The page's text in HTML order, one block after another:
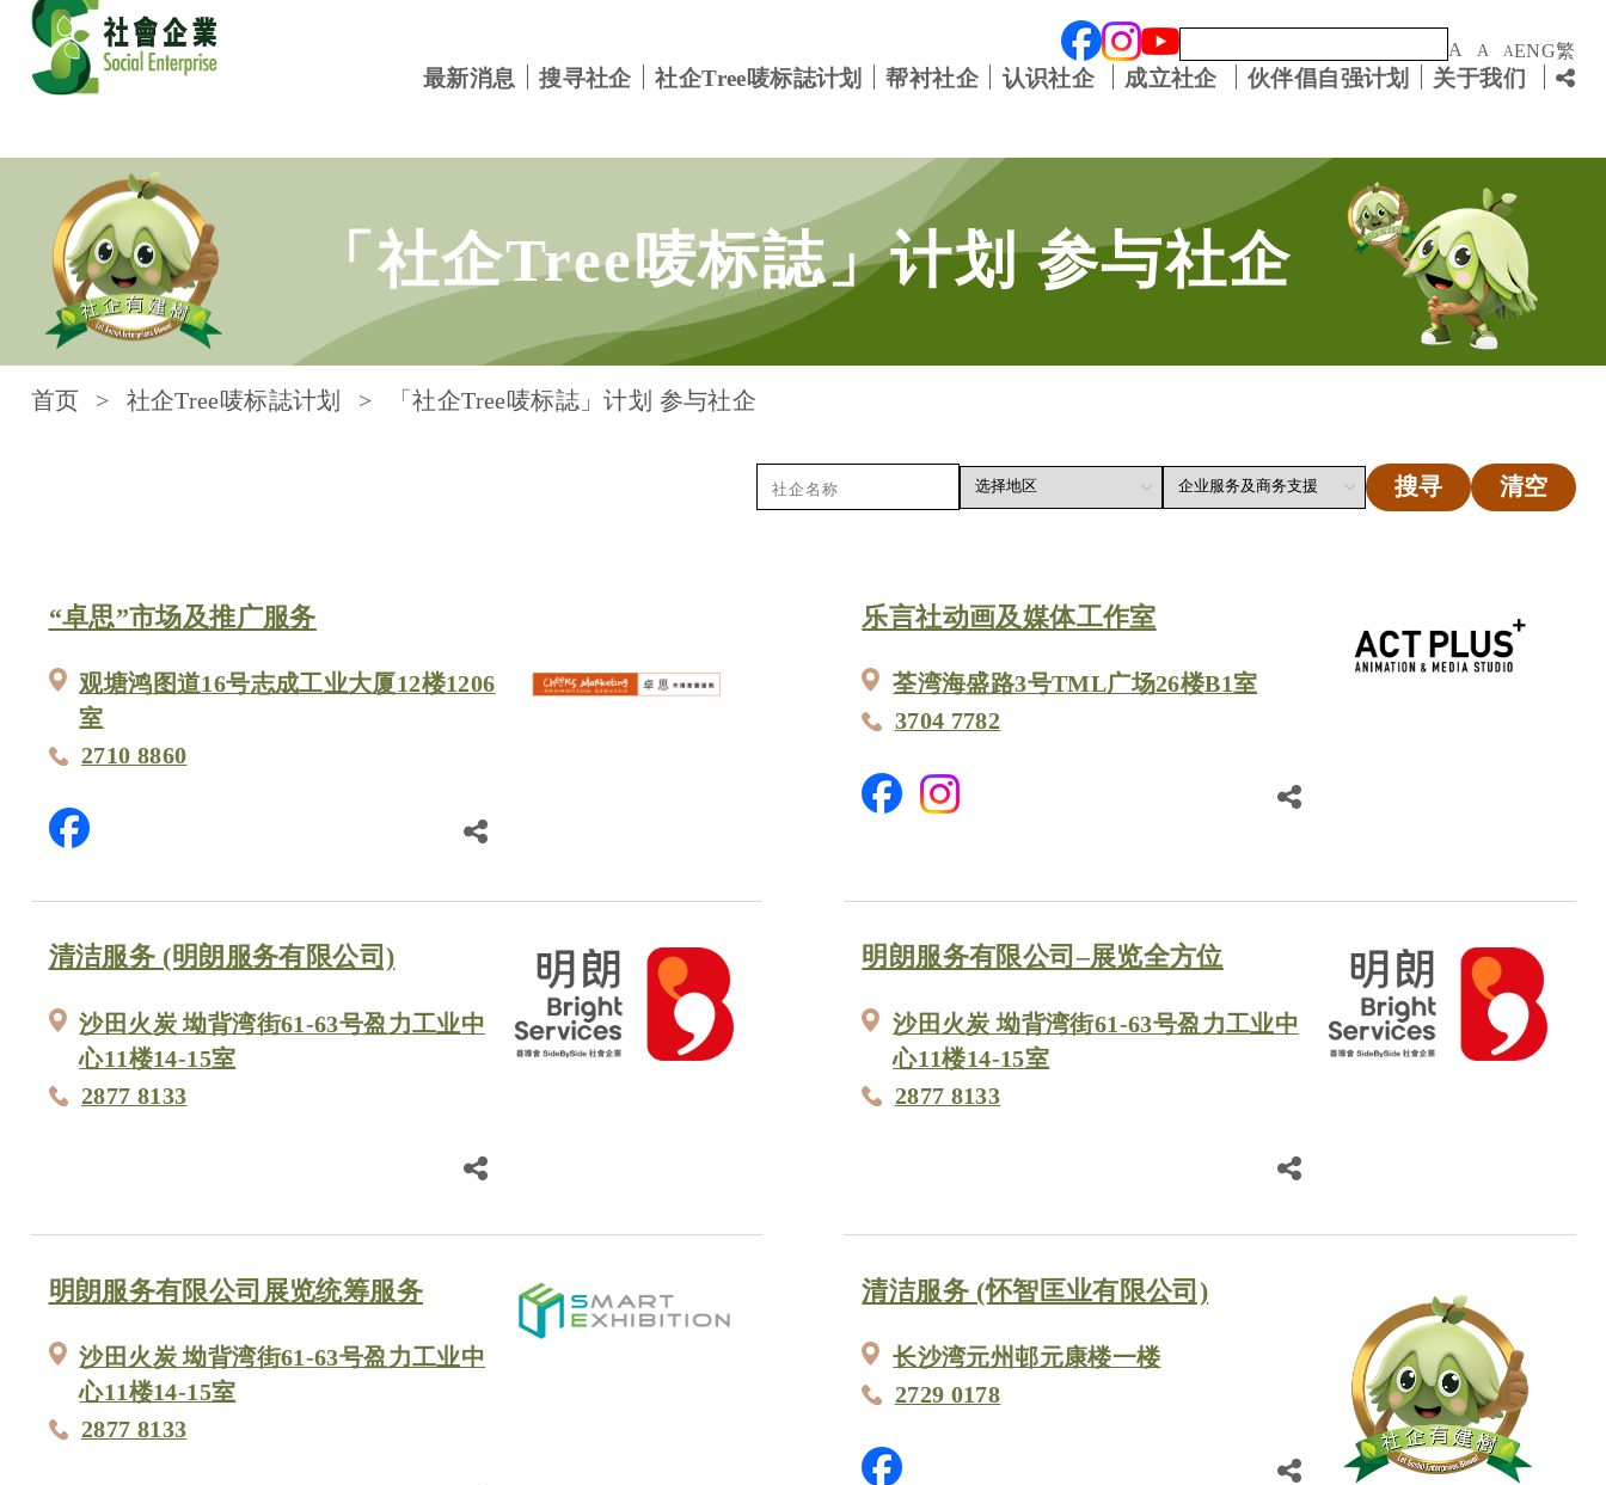
关键字 A A AENG繁
最新消息 搜寻社企 社企Tree唛标誌计划 帮衬社企 认识社企 成立社企 伙伴倡自强计划 关于我们
「社企Tree唛标誌」计划参与社企
首页 社企Tree唛标誌计划 「社企Tree唛标誌」计划 参与社企
搜寻 清空
“卓思”市场及推广服务
观塘鸿图道16号志成工业大厦12楼1206
室
2710 8860
乐言社动画及媒体工作室
荃湾海盛路3号TML广场26楼B1室
3704 7782
清洁服务 (明朗服务有限公司)
沙田火炭 坳背湾街61-63号盈力工业中
心11楼14-15室
2877 8133
明朗服务有限公司–展览全方位
沙田火炭 坳背湾街61-63号盈力工业中
心11楼14-15室
2877 8133
明朗服务有限公司展览统筹服务
沙田火炭 坳背湾街61-63号盈力工业中
心11楼14-15室
2877 8133
清洁服务 (怀智匡业有限公司)
长沙湾元州邨元康楼一楼
2729 0178